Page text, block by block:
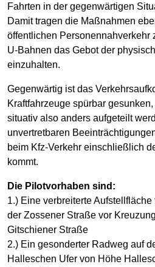
Fahrten in der gegenwärtigen
Damit tragen die Maßnahmen
öffentlichen Personennahverkehr
U-Bahnen das Gebot der
einzuhalten.
Gegenwärtig ist das
Kraftfahrzeuge spürbar
situativ also anders aufgeteilt
unvertretbaren
beim Kfz-Verkehr einschließlich
kommt.
Die Pilotvorhaben sind:
1.) Eine verbreiterte
der Zossener Straße vor
Gitschiener Straße
2.) Ein gesonderter Radweg auf
Halleschen Ufer von Höhe